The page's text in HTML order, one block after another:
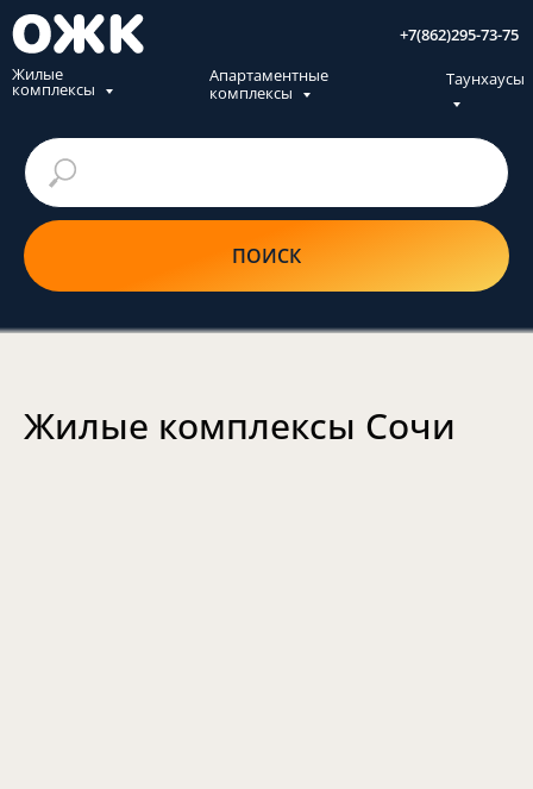
+7(862)295-73-75
Жилые
комплексы
Апартаментные
комплексы
Таунхаусы
ПОИСК
Жилые комплексы Сочи